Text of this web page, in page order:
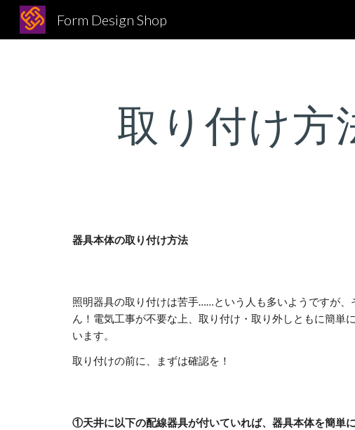
Skip to
Form Design Shop
取り付け方
器具本体の取り付け方法
照明器具の取り付けは苦手……という人も多いようですが、
ん！電気工事が不要な上、取り付け・取り外しともに簡単
います。
取り付けの前に、まずは確認を！
①天井に以下の配線器具が付いていれば、器具本体を簡単に